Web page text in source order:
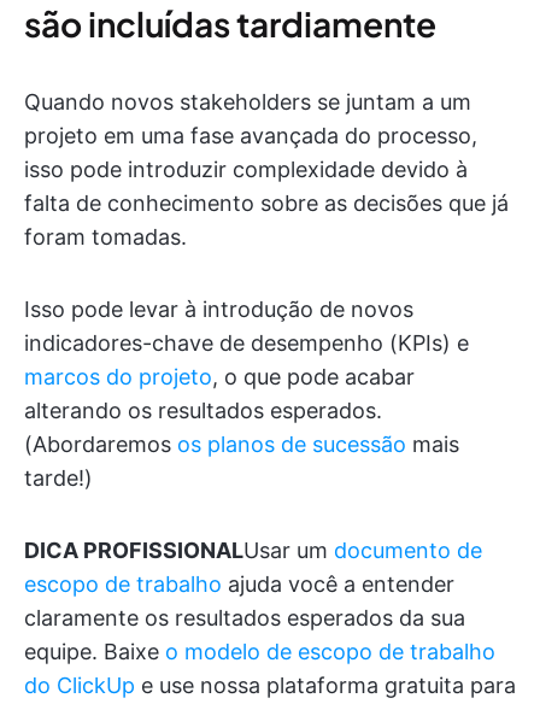
são incluídas tardiamente
Quando novos stakeholders se juntam a um
projeto em uma fase avançada do processo,
isso pode introduzir complexidade devido à
falta de conhecimento sobre as decisões que já
foram tomadas.
Isso pode levar à introdução de novos
indicadores-chave de desempenho (KPIs) e
marcos do projeto, o que pode acabar
alterando os resultados esperados.
(Abordaremos os planos de sucessão mais
tarde!)
DICA PROFISSIONALUsar um documento de
escopo de trabalho ajuda você a entender
claramente os resultados esperados da sua
equipe. Baixe o modelo de escopo de trabalho
do ClickUp e use nossa plataforma gratuita para